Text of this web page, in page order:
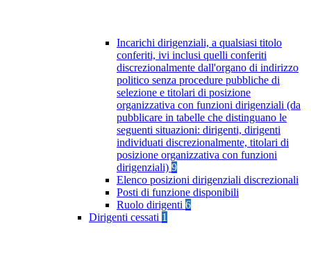
Incarichi dirigenziali, a qualsiasi titolo
conferiti, ivi inclusi quelli conferiti
discrezionalmente dall'organo di indirizzo
politico senza procedure pubbliche di
selezione e titolari di posizione
organizzativa con funzioni dirigenziali (da
pubblicare in tabelle che distinguano le
seguenti situazioni: dirigenti, dirigenti
individuati discrezionalmente, titolari di
posizione organizzativa con funzioni
dirigenziali) 9
Elenco posizioni dirigenziali discrezionali
Posti di funzione disponibili
Ruolo dirigenti 6
Dirigenti cessati 1